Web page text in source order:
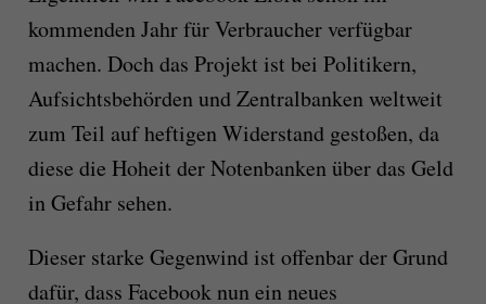
kommenden Jahr für Verbraucher verfügbar
machen. Doch das Projekt ist bei Politikern,
Aufsichtsbehörden und Zentralbanken weltweit
zum Teil auf heftigen Widerstand gestoßen, da
diese die Hoheit der Notenbanken über das Geld
in Gefahr sehen.
Dieser starke Gegenwind ist offenbar der Grund
dafür, dass Facebook nun ein neues